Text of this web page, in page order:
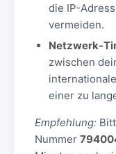
die IP-
vermeiden.
Netzwerk-
zwischen
einer zu
Empfehlung:
Nummer